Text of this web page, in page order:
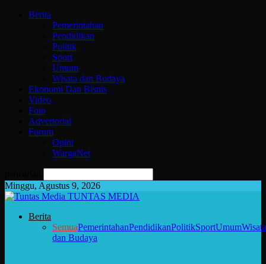
Berita
Pemerintahan
Pendidikan
Politik
Sport
Umum
Wisata dan Budaya
Ekonomi Dan Bisnis
Video
Foto
Advertorial
Forum
Opini
WargaNet
Minggu, Agustus 9, 2026
TUNTAS MEDIA
Berita
SemuaPemerintahanPendidikanPolitikSportUmumWisata
dan Budaya